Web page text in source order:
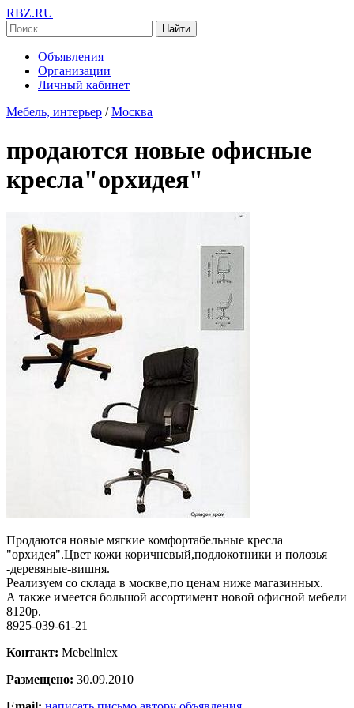
RBZ.RU
Найти
Объявления
Организации
Личный кабинет
Мебель, интерьер / Москва
продаются новые офисные
кресла"орхидея"
Продаются новые мягкие комфортабельные кресла
"орхидея".Цвет кожи коричневый,подлокотники и полозья
-деревяные-вишня.
Реализуем со склада в москве,по ценам ниже магазинных.
А также имеется большой ассортимент новой офисной мебели
8120р.
8925-039-61-21
Контакт: Mebelinlex
Размещено: 30.09.2010